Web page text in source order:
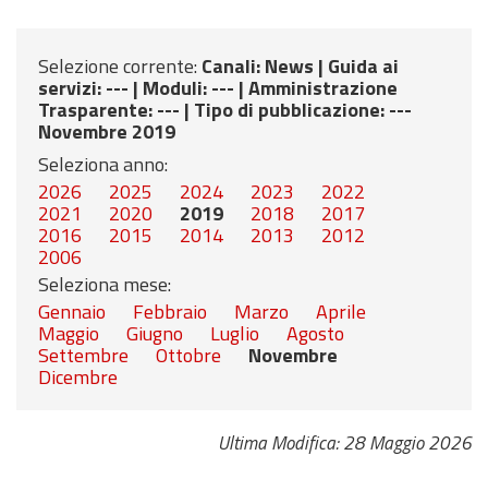
Selezione corrente: Canali: News | Guida ai
servizi: --- | Moduli: --- |Amministrazione
Trasparente: --- | Tipo di pubblicazione: ---
Novembre 2019
Seleziona anno:
2026
2025 2024 2023 2022
2021 2020 2019 2018 2017
2016 2015 2014 2013 2012
2006
Seleziona mese:
Gennaio
Febbraio Marzo Aprile
Maggio Giugno Luglio Agosto
Settembre Ottobre Novembre
Dicembre
Ultima Modifica: 28 Maggio 2026